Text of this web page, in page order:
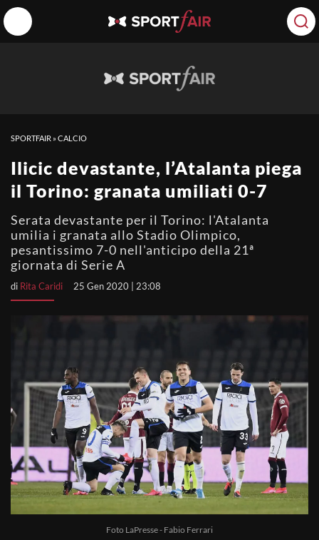
SPORTFAIR »CALCIO
Ilicic devastante, l’Atalanta piega
il Torino: granata umiliati 0-7
Serata devastante per il Torino: l'Atalanta
umilia i granata allo Stadio Olimpico,
pesantissimo 7-0 nell'anticipo della 21ª
giornata di Serie A
di Rita Caridi 25 Gen 2020 | 23:08
Foto LaPresse - Fabio Ferrari